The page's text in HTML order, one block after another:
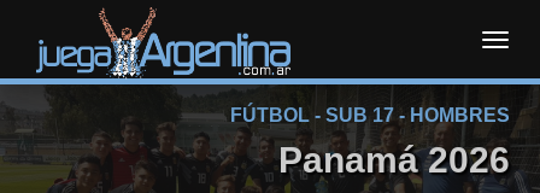
FÚTBOL - SUB 17 - HOMBRES
Panamá 2026